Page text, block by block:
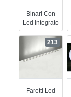
Binari Con
Led Integrato
Faretti Led
213